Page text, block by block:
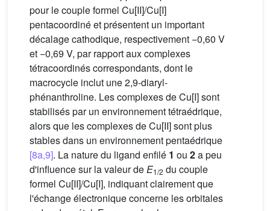
pour le couple formel Cu[II]/Cu[I]
pentacoordiné et présentent un important
décalage cathodique, respectivement −0,60 V
et −0,69 V, par rapport aux complexes
tétracoordinés correspondants, dont le
macrocycle inclut une 2,9-diaryl-
phénanthroline. Les complexes de Cu[I] sont
stabilisés par un environnement tétraédrique,
alors que les complexes de Cu[II] sont plus
stables dans un environnement pentaédrique
[8a,9]. La nature du ligand enfilé 1 ou 2a peu
d'influence sur la valeur deE1/2 du couple
formel Cu[II]/Cu[I], indiquant clairement que
l'échange électronique concerne les orbitales